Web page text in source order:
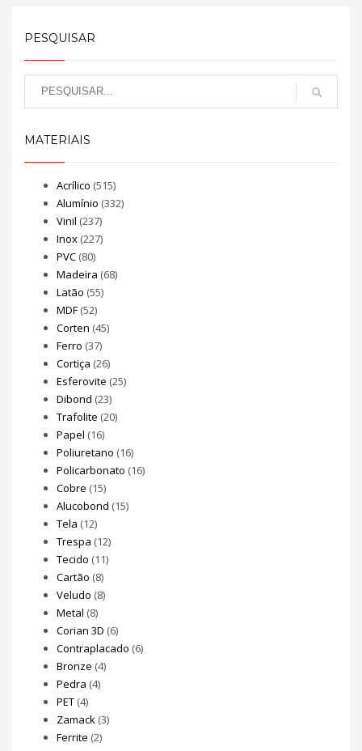
PESQUISAR
MATERIAIS
Acrílico (515)
Alumínio (332)
Vinil (237)
Inox (227)
PVC (80)
Madeira (68)
Latão (55)
MDF (52)
Corten (45)
Ferro (37)
Cortiça (26)
Esferovite (25)
Dibond (23)
Trafolite (20)
Papel (16)
Poliuretano (16)
Policarbonato (16)
Cobre (15)
Alucobond (15)
Tela (12)
Trespa (12)
Tecido (11)
Cartão (8)
Veludo (8)
Metal (8)
Corian 3D (6)
Contraplacado (6)
Bronze (4)
Pedra (4)
PET (4)
Zamack (3)
Ferrite (2)